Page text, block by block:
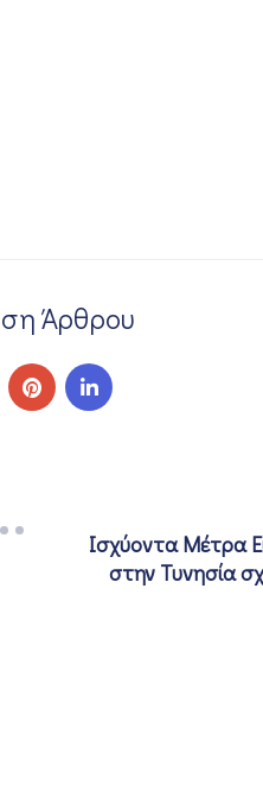
Άρθρου
Ισχύοντα Μέτρα
στην Τυνησία